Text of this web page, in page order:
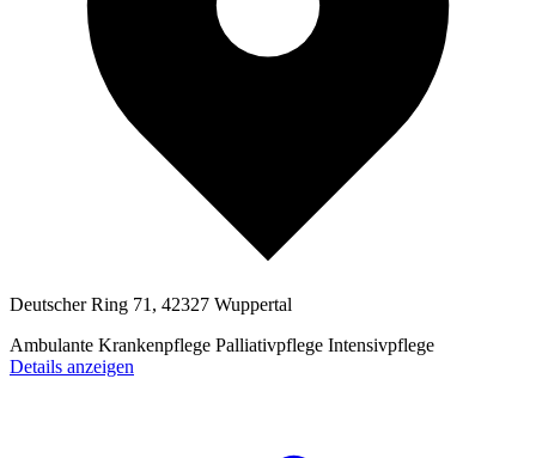
Deutscher Ring 71, 42327 Wuppertal
Ambulante Krankenpflege Palliativpflege Intensivpflege
Details anzeigen